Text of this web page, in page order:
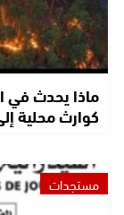
ماذا يحدث في
كوارث محلية
مستجدات